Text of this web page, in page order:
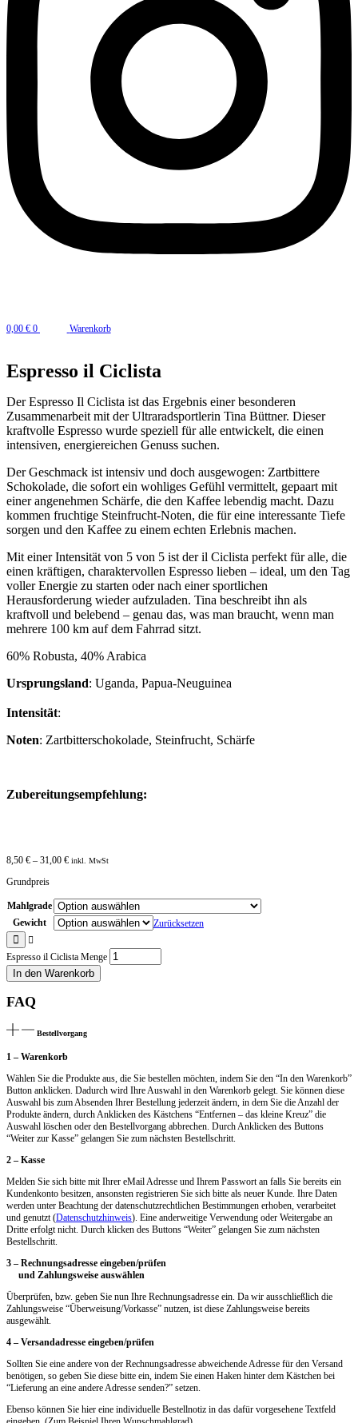
0,00 € 0 Warenkorb
Espresso il Ciclista
Der Espresso Il Ciclista ist das Ergebnis einer besonderen
Zusammenarbeit mit der Ultraradsportlerin Tina Büttner. Dieser
kraftvolle Espresso wurde speziell für alle entwickelt, die einen
intensiven, energiereichen Genuss suchen.
Der Geschmack ist intensiv und doch ausgewogen: Zartbittere
Schokolade, die sofort ein wohliges Gefühl vermittelt, gepaart mit
einer angenehmen Schärfe, die den Kaffee lebendig macht. Dazu
kommen fruchtige Steinfrucht-Noten, die für eine interessante Tiefe
sorgen und den Kaffee zu einem echten Erlebnis machen.
Mit einer Intensität von 5 von 5 ist der il Ciclista perfekt für alle, die
einen kräftigen, charaktervollen Espresso lieben – ideal, um den Tag
voller Energie zu starten oder nach einer sportlichen
Herausforderung wieder aufzuladen. Tina beschreibt ihn als
kraftvoll und belebend – genau das, was man braucht, wenn man
mehrere 100 km auf dem Fahrrad sitzt.
60% Robusta, 40% Arabica
Ursprungsland: Uganda, Papua-Neuguinea
Intensität:
Noten: Zartbitterschokolade, Steinfrucht, Schärfe
Zubereitungsempfehlung:
8,50 € – 31,00 € inkl. MwSt
Grundpreis
Mahlgrade
Gewicht
Zurücksetzen
Espresso il Ciclista Menge
In den Warenkorb
FAQ
Bestellvorgang
1 – Warenkorb
Wählen Sie die Produkte aus, die Sie bestellen möchten, indem Sie den “In den Warenkorb”
Button anklicken. Dadurch wird Ihre Auswahl in den Warenkorb gelegt. Sie können diese
Auswahl bis zum Absenden Ihrer Bestellung jederzeit ändern, in dem Sie die Anzahl der
Produkte ändern, durch Anklicken des Kästchens “Entfernen – das kleine Kreuz” die
Auswahl löschen oder den Bestellvorgang abbrechen. Durch Anklicken des Buttons
“Weiter zur Kasse” gelangen Sie zum nächsten Bestellschritt.
2 – Kasse
Melden Sie sich bitte mit Ihrer eMail Adresse und Ihrem Passwort an falls Sie bereits ein
Kundenkonto besitzen, ansonsten registrieren Sie sich bitte als neuer Kunde. Ihre Daten
werden unter Beachtung der datenschutzrechtlichen Bestimmungen erhoben, verarbeitet
und genutzt (Datenschutzhinweis). Eine anderweitige Verwendung oder Weitergabe an
Dritte erfolgt nicht. Durch klicken des Buttons “Weiter” gelangen Sie zum nächsten
Bestellschritt.
3 – Rechnungsadresse eingeben/prüfen
und Zahlungsweise auswählen
Überprüfen, bzw. geben Sie nun Ihre Rechnungsadresse ein. Da wir ausschließlich die
Zahlungsweise “Überweisung/Vorkasse” nutzen, ist diese Zahlungsweise bereits
ausgewählt.
4 – Versandadresse eingeben/prüfen
Sollten Sie eine andere von der Rechnungsadresse abweichende Adresse für den Versand
benötigen, so geben Sie diese bitte ein, indem Sie einen Haken hinter dem Kästchen bei
“Lieferung an eine andere Adresse senden?” setzen.
Ebenso können Sie hier eine individuelle Bestellnotiz in das dafür vorgesehene Textfeld